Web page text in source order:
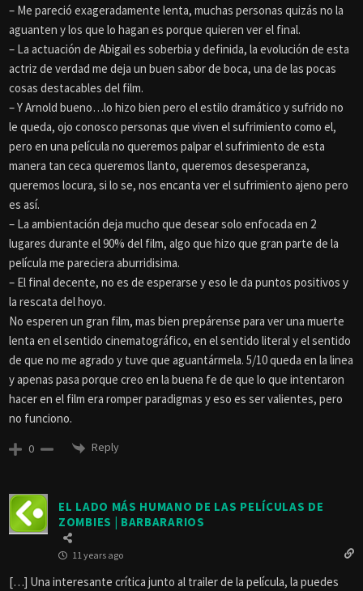
– Me pareció exageradamente lenta, muchas personas quizás no la
aguanten y los que lo hagan es porque quieren ver el final.
– La actuación de Abigail es soberbia y definida, la evolución de esta
actriz de verdad me deja un buen sabor de boca, una de las pocas
cosas destacables del film.
– Y Arnold bueno…lo hizo bien pero el estilo dramático y sufrido no
le queda, ojo conosco personas que viven el sufrimiento como el,
pero en una película no queremos palpar el sufrimiento de esta
manera tan ceca queremos llanto, queremos desesperanza,
queremos locura, si lo se, nos encanta ver el sufrimiento ajeno pero
es así.
– La ambientación deja mucho que desear solo enfocada en 2
lugares durante el 90% del film, algo que hizo que gran parte de la
película me pareciera aburridisima.
– El final decente, no es de esperarse y eso le da puntos positivos y
la rescata del hoyo.
No esperen un gran film, mas bien prepárense para ver una muerte
lenta en el sentido cinematográfico, en el sentido literal y el sentido
de que no me agrado y tuve que aguantármela. 5/10 queda en la linea
y apenas pasa porque creo en la buena fe de que lo que intentaron
hacer en el film era romper paradigmas y eso es ser valientes, pero
no funciono.
0 Reply
EL LADO MÁS HUMANO DE LAS PELÍCULAS DE
ZOMBIES | BARBARARIOS
11 years ago
[…] Una interesante crítica junto al trailer de la película, la puedes